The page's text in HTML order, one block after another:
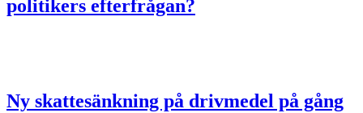
politikers efterfrågan?
Ny skattesänkning på drivmedel på gång